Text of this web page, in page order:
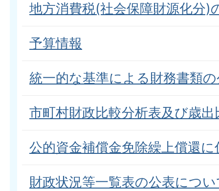
地方消費税(社会保障財源化分)
予算情報
統一的な基準による財務書類
市町村財政比較分析表及び歳出
公的資金補償金免除繰上償還
財政状況等一覧表の公表につ